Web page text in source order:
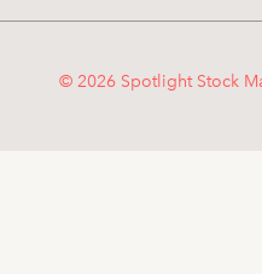
© 2026 Spotlight Stock